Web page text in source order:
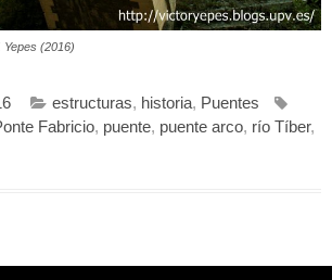
Yepes (2016)
estructuras, historia, Puentes
Fabricio, puente, puente arco, río Tíber,